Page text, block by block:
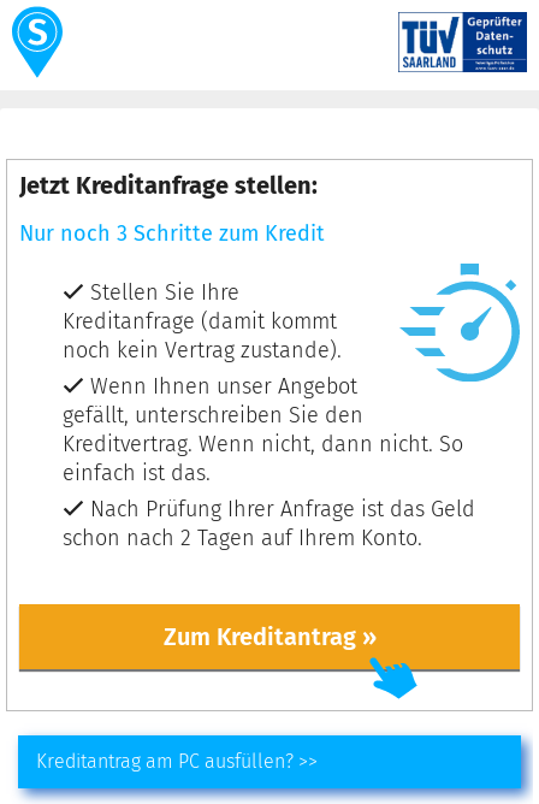
Jetzt Kreditanfrage stellen:
Nur noch 3 Schritte zum Kredit
Stellen Sie Ihre
Kreditanfrage (damit kommt
noch kein Vertrag zustande).
Wenn Ihnen unser Angebot
gefällt, unterschreiben Sie den
Kreditvertrag. Wenn nicht, dann nicht. So
einfach ist das.
Nach Prüfung Ihrer Anfrage ist das Geld
schon nach 2 Tagen auf Ihrem Konto.
Zum Kreditantrag »
Kreditantrag am PC ausfüllen? >>